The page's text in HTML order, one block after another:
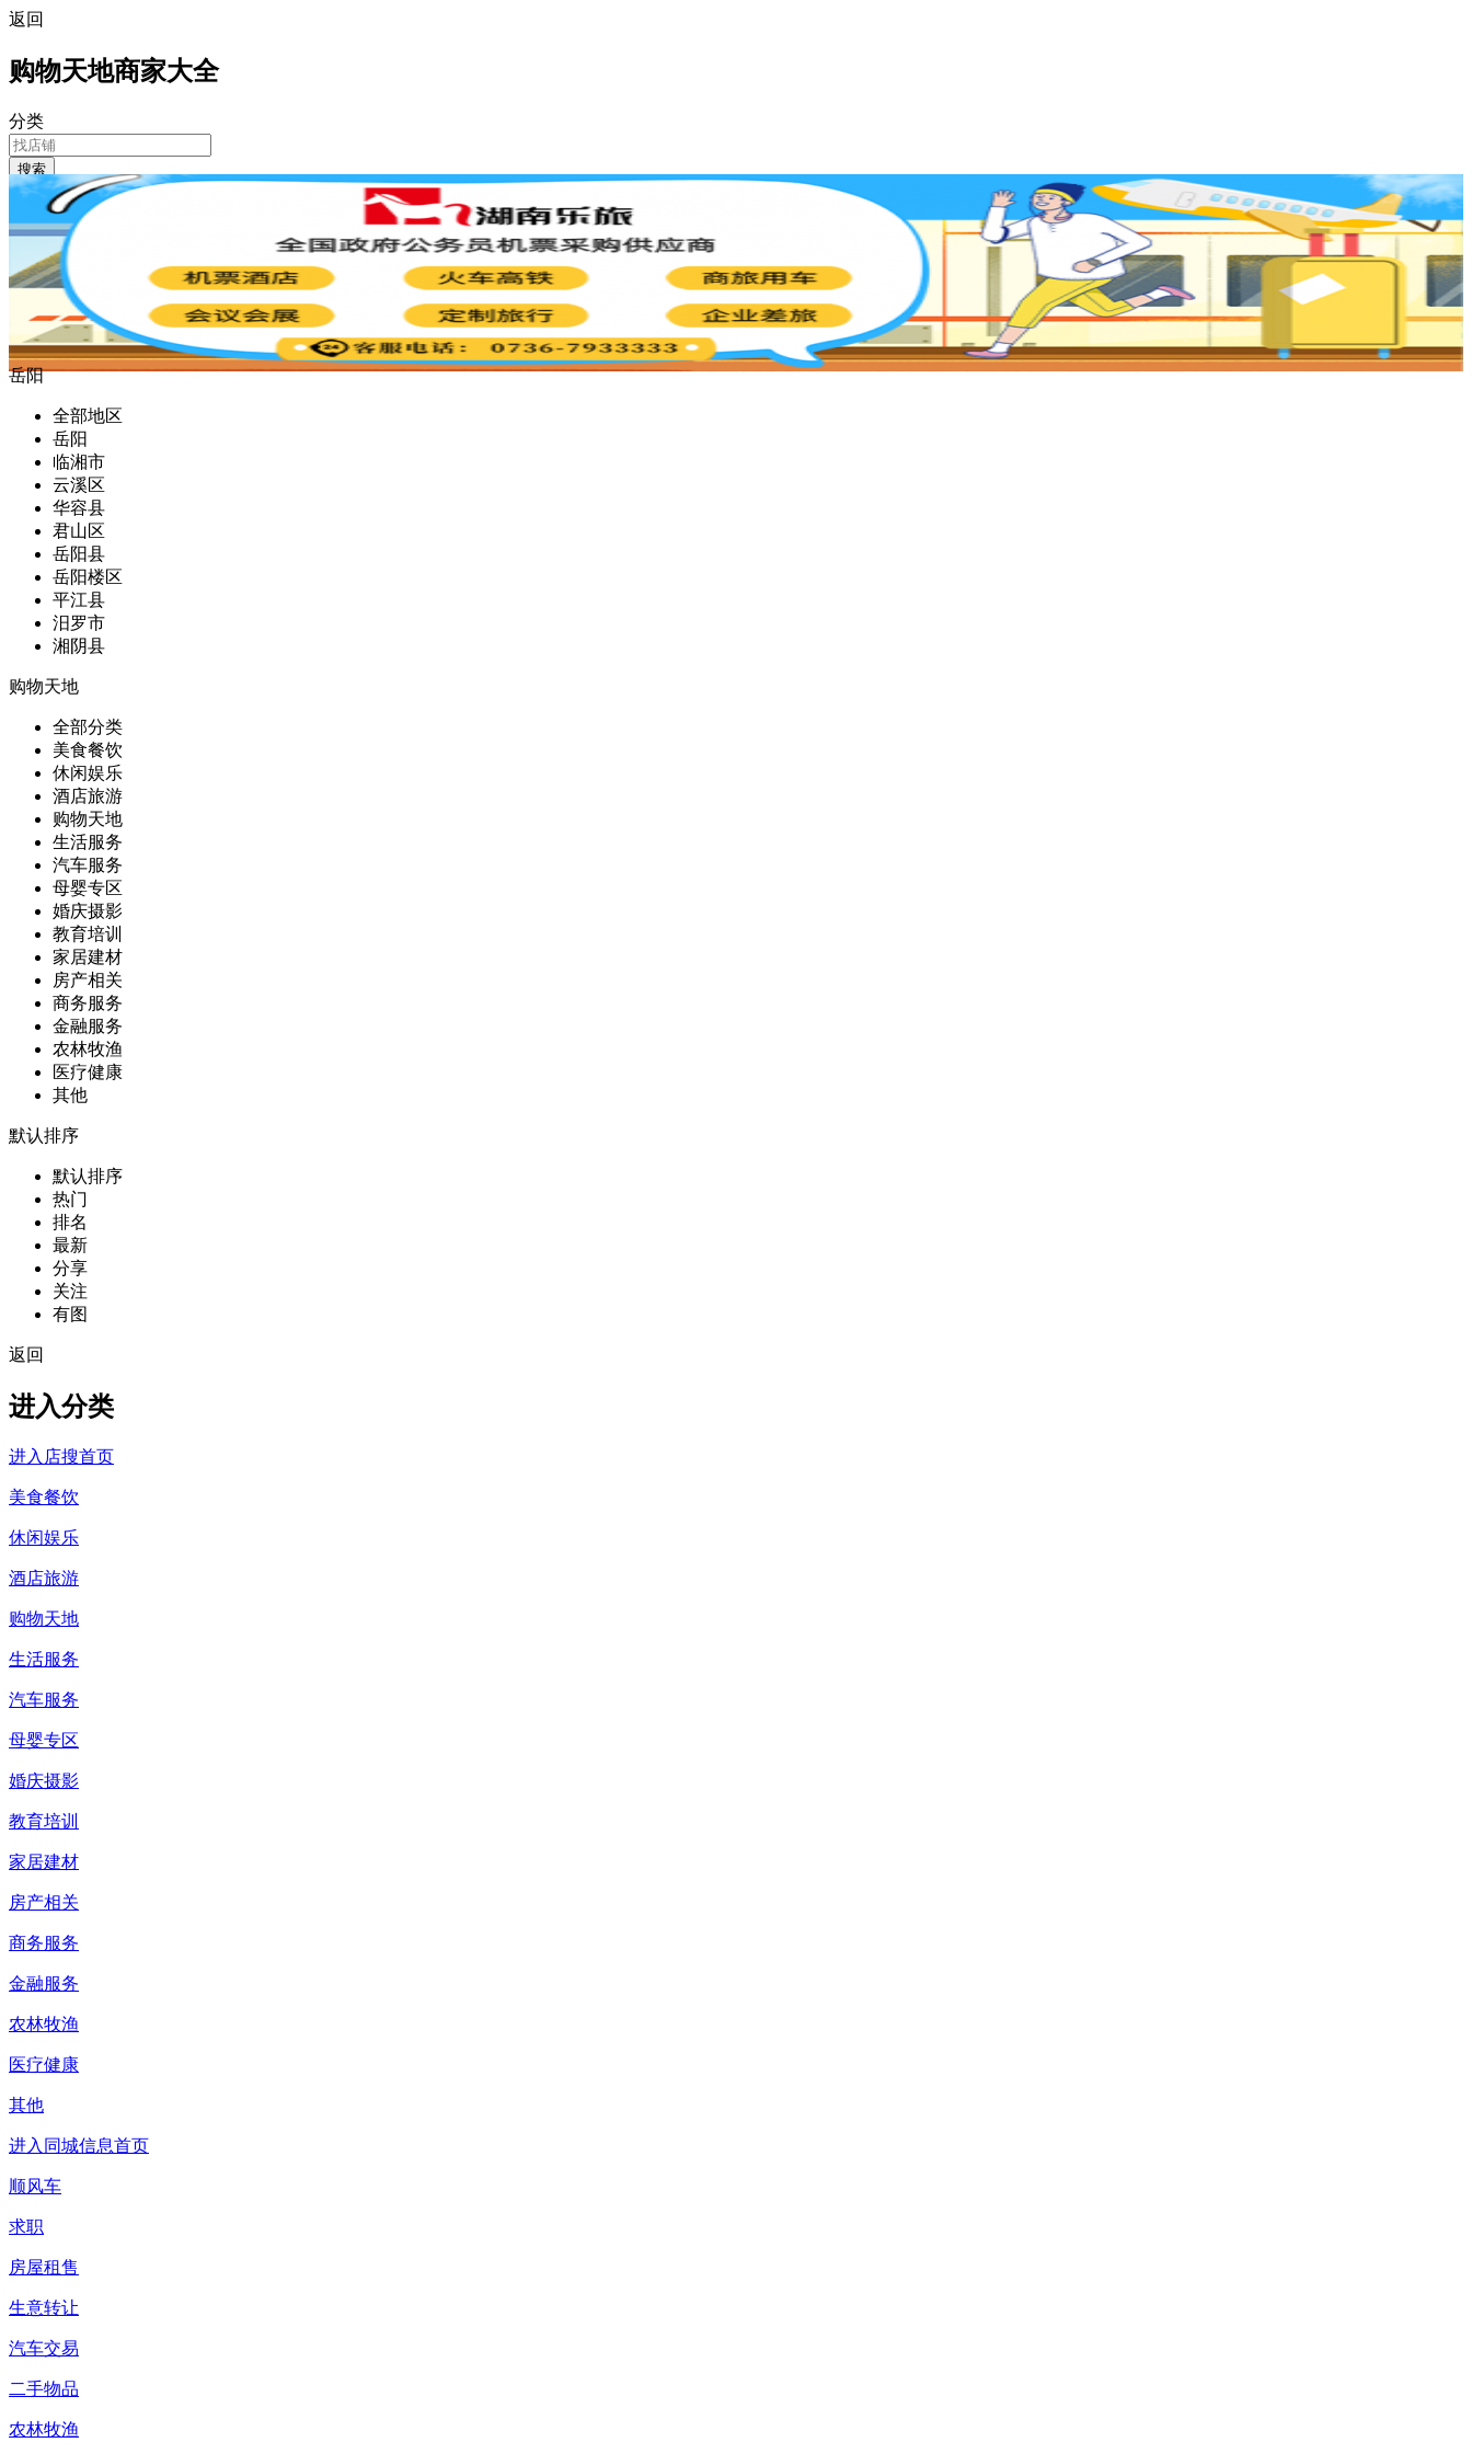
返回
购物天地商家大全
分类
搜索
岳阳
全部地区
岳阳
临湘市
云溪区
华容县
君山区
岳阳县
岳阳楼区
平江县
汨罗市
湘阴县
购物天地
全部分类
美食餐饮
休闲娱乐
酒店旅游
购物天地
生活服务
汽车服务
母婴专区
婚庆摄影
教育培训
家居建材
房产相关
商务服务
金融服务
农林牧渔
医疗健康
其他
默认排序
默认排序
热门
排名
最新
分享
关注
有图
返回
进入分类
进入店搜首页
美食餐饮
休闲娱乐
酒店旅游
购物天地
生活服务
汽车服务
母婴专区
婚庆摄影
教育培训
家居建材
房产相关
商务服务
金融服务
农林牧渔
医疗健康
其他
进入同城信息首页
顺风车
求职
房屋租售
生意转让
汽车交易
二手物品
农林牧渔